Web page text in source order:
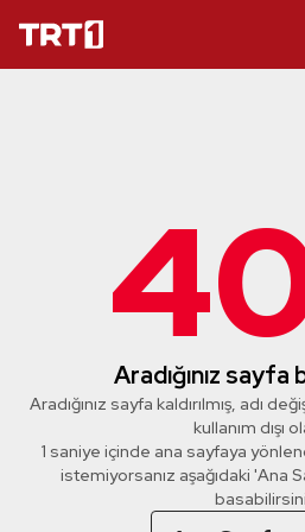
Aradığınız sayfa
Aradığınız sayfa kaldırılmış, adı
kullanım dışı
1 saniye içinde ana sayfaya
istemiyorsanız aşağıdaki 'Ana